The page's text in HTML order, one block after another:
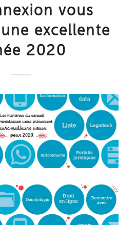
vous
excellente
2020